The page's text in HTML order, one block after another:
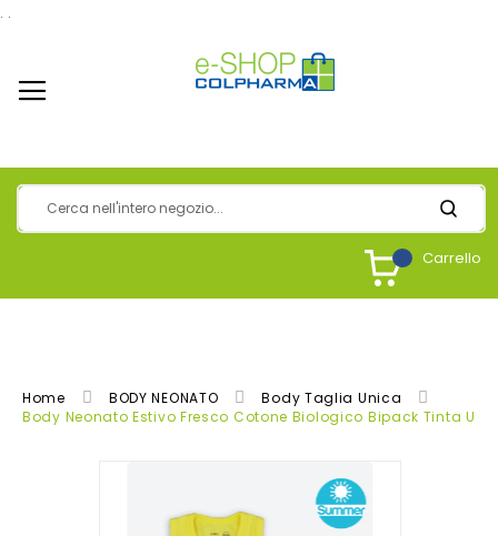
. .
Carrello
Home BODY NEONATO
Body Taglia Unica
Body Neonato Estivo Fresco Cotone Biologico Bipack Tinta
fine